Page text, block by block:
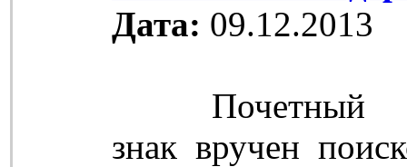
Дата: 09.12.2013
Почетный
знак вручен